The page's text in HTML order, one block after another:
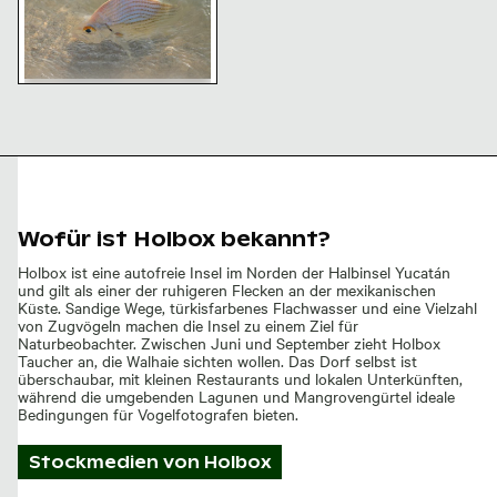
Wofür ist Holbox bekannt?
Holbox ist eine autofreie Insel im Norden der Halbinsel Yucatán
und gilt als einer der ruhigeren Flecken an der mexikanischen
Küste. Sandige Wege, türkisfarbenes Flachwasser und eine Vielzahl
von Zugvögeln machen die Insel zu einem Ziel für
Naturbeobachter. Zwischen Juni und September zieht Holbox
Taucher an, die Walhaie sichten wollen. Das Dorf selbst ist
überschaubar, mit kleinen Restaurants und lokalen Unterkünften,
während die umgebenden Lagunen und Mangrovengürtel ideale
Bedingungen für Vogelfotografen bieten.
Stockmedien von Holbox